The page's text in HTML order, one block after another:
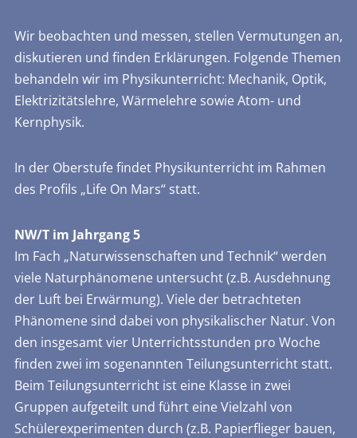
Wir beobachten und messen, stellen Vermutungen an,
diskutieren und finden Erklärungen. Folgende Themen
behandeln wir im Physikunterricht: Mechanik, Optik,
Elektrizitätslehre, Wärmelehre sowie Atom- und
Kernphysik.
In der Oberstufe findet Physikunterricht im Rahmen
des Profils „Life On Mars“ statt.
NW/T im Jahrgang 5
Im Fach „Naturwissenschaften und Technik“ werden
viele Naturphänomene untersucht (z.B. Ausdehnung
der Luft bei Erwärmung). Viele der betrachteten
Phänomene sind dabei von physikalischer Natur. Von
den insgesamt vier Unterrichtsstunden pro Woche
finden zwei im sogenannten Teilungsunterricht statt.
Beim Teilungsunterricht ist eine Klasse in zwei
Gruppen aufgeteilt und führt eine Vielzahl von
Schülerexperimenten durch (z.B. Papierflieger bauen,